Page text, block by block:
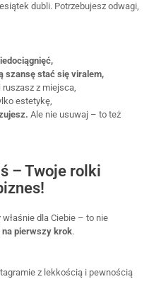
dubli. Potrzebujesz odwagi,
szansę stać się viralem,
z miejsca,
estetykę,
Ale nie usuwaj – to też
– Twoje rolki
dla Ciebie – to nie
na pierwszy krok.
z lekkością i pewnością